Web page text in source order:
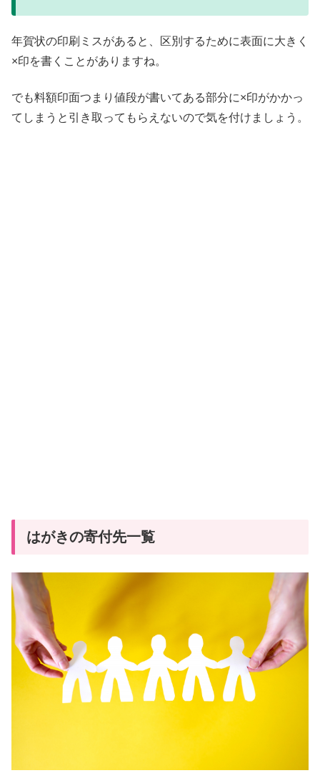
年賀状の印刷ミスがあると、区別するために表面に大きく
×印を書くことがありますね。
でも料額印面つまり値段が書いてある部分に×印がかかっ
てしまうと引き取ってもらえないので気を付けましょう。
はがきの寄付先一覧